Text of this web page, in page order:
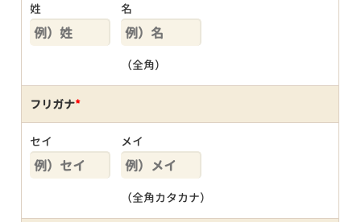
姓 名
（全角）
フリガナ*
セイ メイ
（全角カタカナ）